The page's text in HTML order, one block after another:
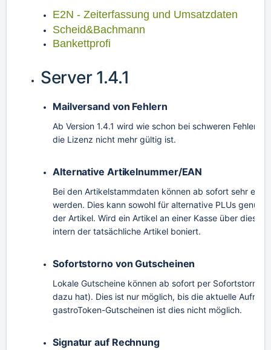
E2N - Zeiterfassung und Umsatzdaten
Scheid&Bachmann
Bankettprofi
Server 1.4.1
Mailversand von Fehlern
Ab Version 1.4.1 wird wie schon bei schweren Fehlern
die Lizenz nicht mehr gültig ist.
Alternative Artikelnummer/EAN
Bei den Artikelstammdaten können ab sofort sehr
werden. Dies kann sowohl für alternative PLUs
der Artikel. Wird ein Artikel an einer Kasse über diese
intern der tatsächliche Artikel boniert.
Sofortstorno von Gutscheinen
Lokale Gutscheine können ab sofort per Sofortstorno
dazu hat). Dies ist nur möglich, bis die aktuelle
gastroToken-Gutscheinen ist dies nicht möglich.
Signatur auf Rechnung